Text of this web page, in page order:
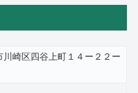
崎区四谷上町１４ー２２ー